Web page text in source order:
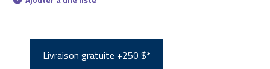
Livraison gratuite +250 $*